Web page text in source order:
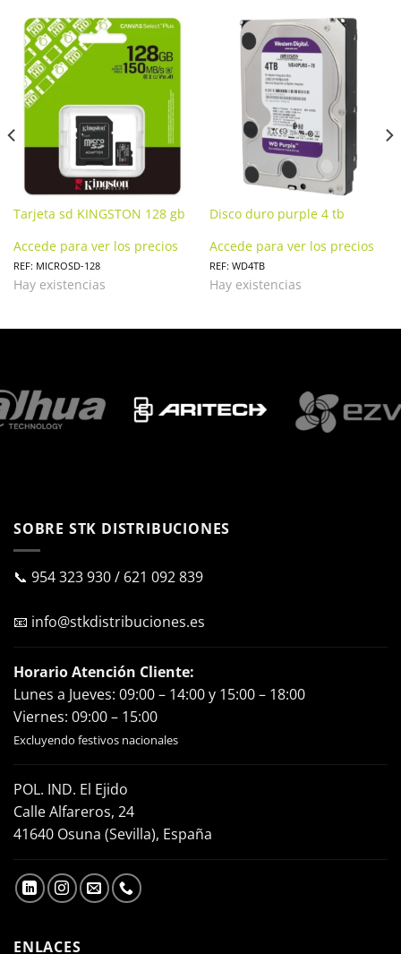
Tarjeta sd KINGSTON 128 gb
Accede para ver los precios
REF: MICROSD-128
Hay existencias
Disco duro purple 4 tb
Accede para ver los precios
REF: WD4TB
Hay existencias
SOBRE STK DISTRIBUCIONES
📞 954 323 930/ 621 092 839
📧 info@stkdistribuciones.es
Horario Atención Cliente:
Lunes a Jueves: 09:00 – 14:00 y 15:00 – 18:00
Viernes: 09:00 – 15:00
Excluyendo festivos nacionales
POL. IND. El Ejido
Calle Alfareros, 24
41640 Osuna (Sevilla), España
ENLACES